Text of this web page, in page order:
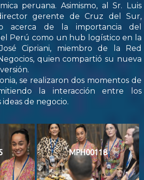
peruana. Asimismo, al Sr. Luis
gerente de Cruz del Sur,
acerca de la importancia del
Perú como un hub logístico en la
Cipriani, miembro de la Red
quien compartió su nueva
se realizaron dos momentos de
la interacción entre los
de negocio.
MPH00118